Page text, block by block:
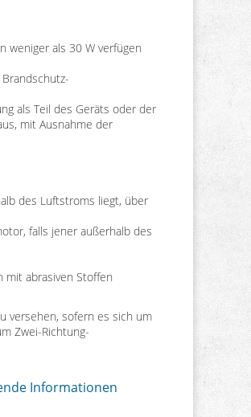
weniger als 30 W verfügen
als Teil des Geräts oder der
mit Ausnahme der
des Luftstroms liegt, über
falls jener außerhalb des
mit abrasiven Stoffen
versehen, sofern es sich um
Zwei-Richtung-
Informationen